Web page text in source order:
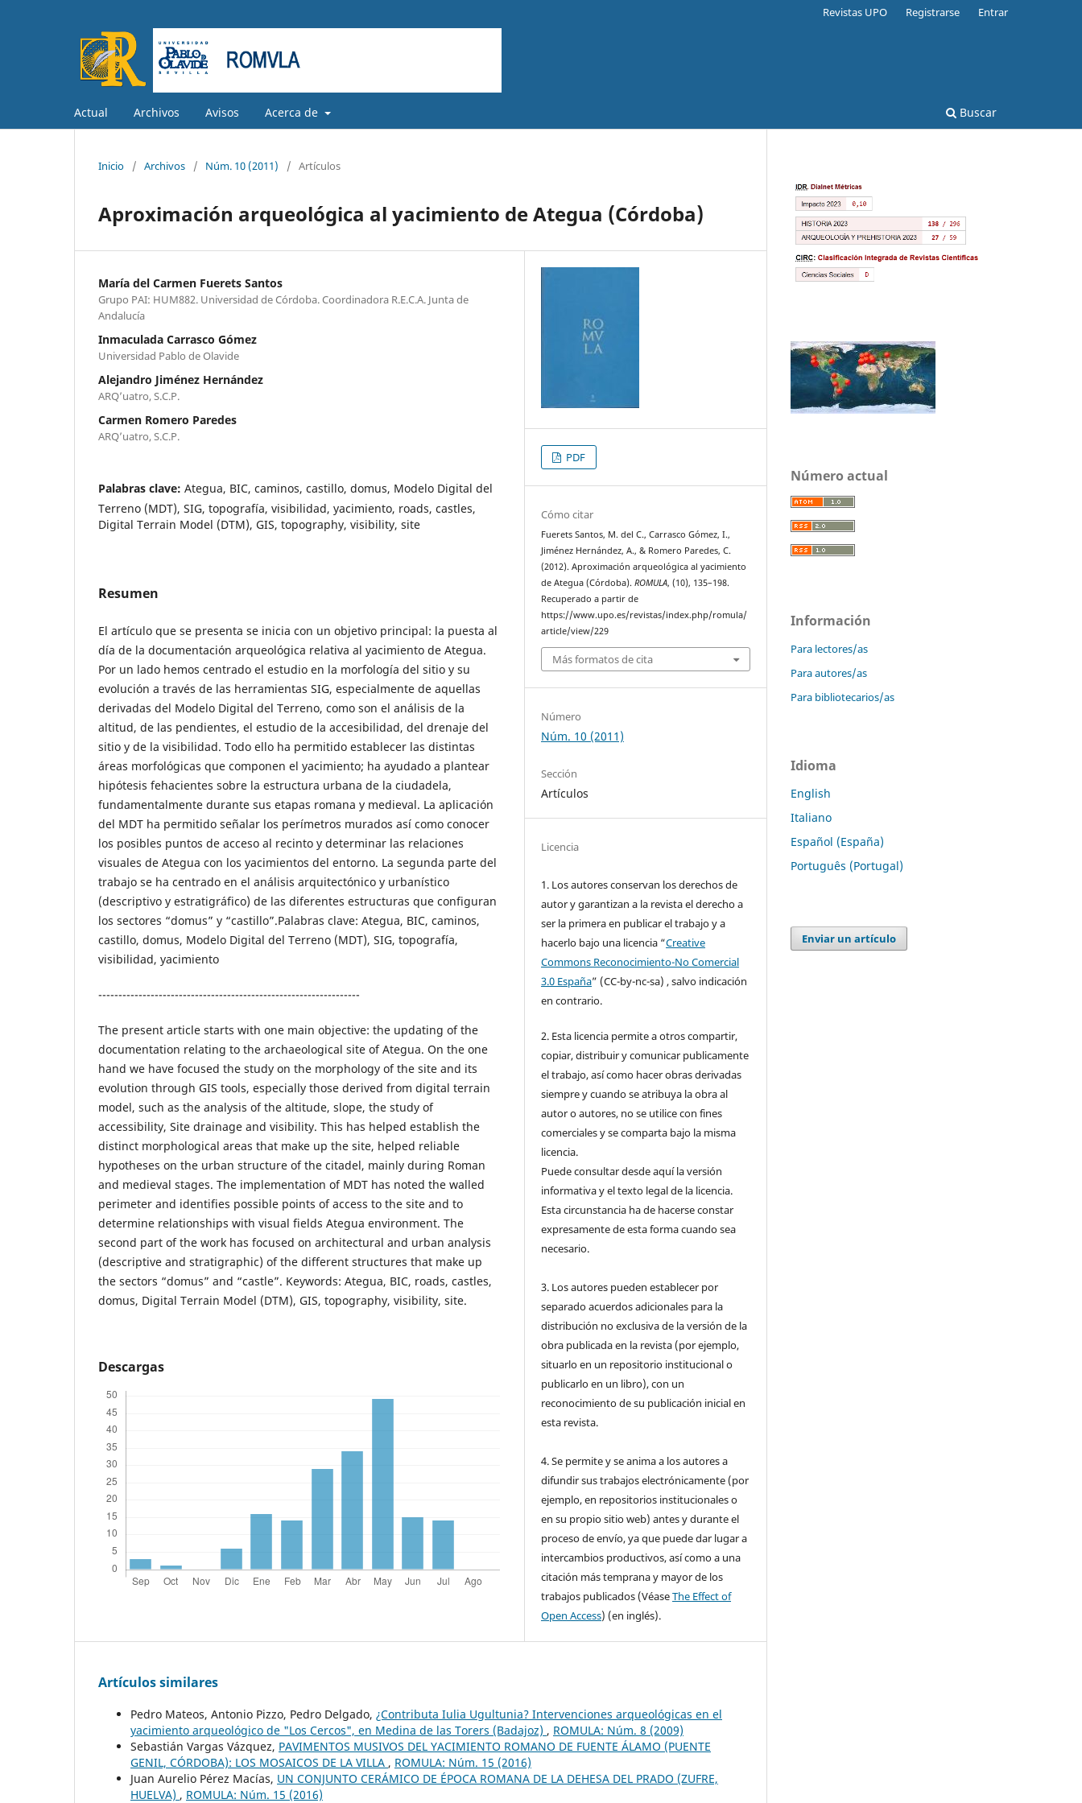
Actual Archivos Avisos Acerca de Buscar
Revistas UPO Registrarse Entrar
Inicio / Archivos / Núm. 10 (2011) / Artículos
Aproximación arqueológica al yacimiento de Ategua (Córdoba)
María del Carmen Fuerets Santos
Grupo PAI: HUM882. Universidad de Córdoba. Coordinadora R.E.C.A. Junta de
Andalucía
Inmaculada Carrasco Gómez
Universidad Pablo de Olavide
Alejandro Jiménez Hernández
ARQ’uatro, S.C.P.
Carmen Romero Paredes
ARQ’uatro, S.C.P.
Palabras clave: Ategua, BIC, caminos, castillo, domus, Modelo Digital del
Terreno (MDT), SIG, topografía, visibilidad, yacimiento, roads, castles,
Digital Terrain Model (DTM), GIS, topography, visibility, site
Resumen
El artículo que se presenta se inicia con un objetivo principal: la puesta al
día de la documentación arqueológica relativa al yacimiento de Ategua.
Por un lado hemos centrado el estudio en la morfología del sitio y su
evolución a través de las herramientas SIG, especialmente de aquellas
derivadas del Modelo Digital del Terreno, como son el análisis de la
altitud, de las pendientes, el estudio de la accesibilidad, del drenaje del
sitio y de la visibilidad. Todo ello ha permitido establecer las distintas
áreas morfológicas que componen el yacimiento; ha ayudado a plantear
hipótesis fehacientes sobre la estructura urbana de la ciudadela,
fundamentalmente durante sus etapas romana y medieval. La aplicación
del MDT ha permitido señalar los perímetros murados así como conocer
los posibles puntos de acceso al recinto y determinar las relaciones
visuales de Ategua con los yacimientos del entorno. La segunda parte del
trabajo se ha centrado en el análisis arquitectónico y urbanístico
(descriptivo y estratigráfico) de las diferentes estructuras que configuran
los sectores “domus” y “castillo”.Palabras clave: Ategua, BIC, caminos,
castillo, domus, Modelo Digital del Terreno (MDT), SIG, topografía,
visibilidad, yacimiento
-----------------------------------------------------------------
The present article starts with one main objective: the updating of the
documentation relating to the archaeological site of Ategua. On the one
hand we have focused the study on the morphology of the site and its
evolution through GIS tools, especially those derived from digital terrain
model, such as the analysis of the altitude, slope, the study of
accessibility, Site drainage and visibility. This has helped establish the
distinct morphological areas that make up the site, helped reliable
hypotheses on the urban structure of the citadel, mainly during Roman
and medieval stages. The implementation of MDT has noted the walled
perimeter and identifies possible points of access to the site and to
determine relationships with visual fields Ategua environment. The
second part of the work has focused on architectural and urban analysis
(descriptive and stratigraphic) of the different structures that make up
the sectors “domus” and “castle”. Keywords: Ategua, BIC, roads, castles,
domus, Digital Terrain Model (DTM), GIS, topography, visibility, site.
Descargas
PDF
Cómo citar
Fuerets Santos, M. del C., Carrasco Gómez, I.,
Jiménez Hernández, A., & Romero Paredes, C.
(2012). Aproximación arqueológica al yacimiento
de Ategua (Córdoba).ROMULA, (10), 135–198.
Recuperado a partir de
https://www.upo.es/revistas/index.php/romula/
article/view/229
Más formatos de cita
Número
Núm. 10 (2011)
Sección
Artículos
Licencia
1. Los autores conservan los derechos de
autor y garantizan a la revista el derecho a
ser la primera en publicar el trabajo y a
hacerlo bajo una licencia “Creative
Commons Reconocimiento-No Comercial
3.0 España” (CC-by-nc-sa) , salvo indicación
en contrario.
2. Esta licencia permite a otros compartir,
copiar, distribuir y comunicar publicamente
el trabajo, así como hacer obras derivadas
siempre y cuando se atribuya la obra al
autor o autores, no se utilice con fines
comerciales y se comparta bajo la misma
licencia.
Puede consultar desde aquí la versión
informativa y el texto legal de la licencia.
Esta circunstancia ha de hacerse constar
expresamente de esta forma cuando sea
necesario.
3. Los autores pueden establecer por
separado acuerdos adicionales para la
distribución no exclusiva de la versión de la
obra publicada en la revista (por ejemplo,
situarlo en un repositorio institucional o
publicarlo en un libro), con un
reconocimiento de su publicación inicial en
esta revista.
4. Se permite y se anima a los autores a
difundir sus trabajos electrónicamente (por
ejemplo, en repositorios institucionales o
en su propio sitio web) antes y durante el
proceso de envío, ya que puede dar lugar a
intercambios productivos, así como a una
citación más temprana y mayor de los
trabajos publicados (VéaseThe Effect of
Open Access) (en inglés).
Artículos similares
Pedro Mateos, Antonio Pizzo, Pedro Delgado, ¿Contributa Iulia Ugultunia? Intervenciones arqueológicas en el
yacimiento arqueológico de "Los Cercos", en Medina de las Torers (Badajoz) , ROMULA: Núm. 8 (2009)
Sebastián Vargas Vázquez, PAVIMENTOS MUSIVOS DEL YACIMIENTO ROMANO DE FUENTE ÁLAMO (PUENTE
GENIL, CÓRDOBA): LOS MOSAICOS DE LA VILLA , ROMULA: Núm. 15 (2016)
Juan Aurelio Pérez Macías, UN CONJUNTO CERÁMICO DE ÉPOCA ROMANA DE LA DEHESA DEL PRADO (ZUFRE,
HUELVA) , ROMULA: Núm. 15 (2016)
Número actual
Información
Para lectores/as
Para autores/as
Para bibliotecarios/as
Idioma
English
Italiano
Español (España)
Português (Portugal)
Enviar un artículo